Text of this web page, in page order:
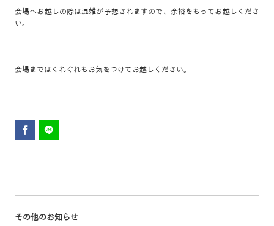
会場へお越しの際は混雑が予想されますので、余裕をもってお越しくださ
い。
会場まではくれぐれもお気をつけてお越しください。
その他のお知らせ